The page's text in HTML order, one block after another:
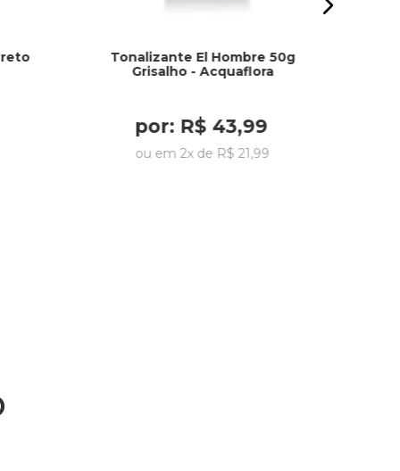
Tonalizante El Hombre 50g
Grisalho - Acquaflora
por: R$ 43,99
ou em2x de R$ 21,99